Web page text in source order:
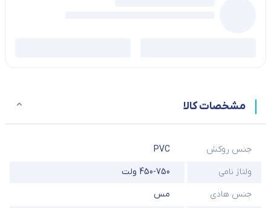
مشخصات کالا
جنس روکش
PVC
ولتاژ نامی
450-750 ولت
جنس هادی
مس